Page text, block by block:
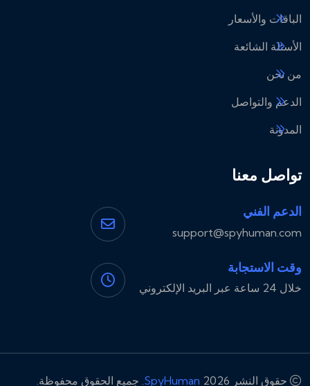
الباقات والأسعار
الأسئلة الشائعة
من نحن
الدعم والتواصل
المدونة
تواصل معنا
الدعم الفني
support@spyhuman.com
وقت الاستجابة
خلال 24 ساعة عبر البريد الإلكتروني
حقوق النشر 2026 SpyHuman . جميع الحقوق محفوظة.